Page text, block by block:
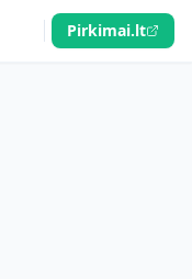
Pirkimai.lt